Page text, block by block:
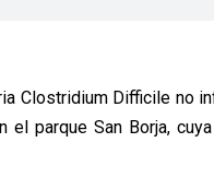
Clostridium Difficile no
el parque San Borja,